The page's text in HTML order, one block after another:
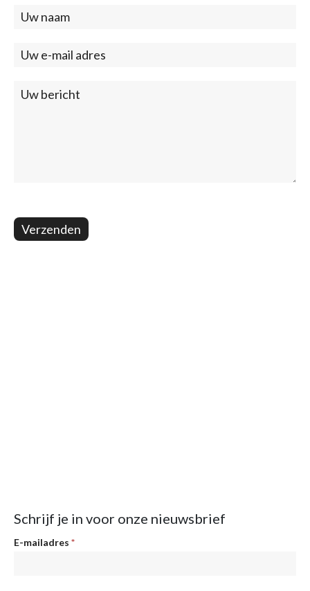
Contact
Verzenden
Schrijf je in voor onze nieuwsbrief
Nieuwsbrief
E-mailadres *